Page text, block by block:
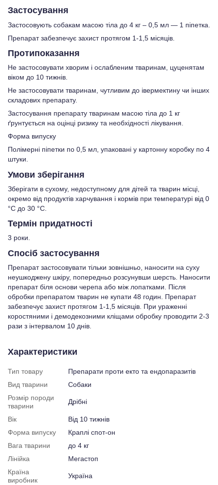
Застосування
Застосовують собакам масою тіла до 4 кг – 0,5 мл — 1 піпетка.
Препарат забезпечує захист протягом 1-1,5 місяців.
Протипоказання
Не застосовувати хворим і ослабленим тваринам, цуценятам
віком до 10 тижнів.
Не застосовувати тваринам, чутливим до івермектину чи інших
складових препарату.
Застосування препарату тваринам масою тіла до 1 кг
ґрунтується на оцінці ризику та необхідності лікування.
Форма випуску
Полімерні піпетки по 0,5 мл, упаковані у картонну коробку по 4
штуки.
Умови зберігання
Зберігати в сухому, недоступному для дітей та тварин місці,
окремо від продуктів харчування і кормів при температурі від 0
°С до 30 °С.
Термін придатності
3 роки.
Спосіб застосування
Препарат застосовувати тільки зовнішньо, наносити на суху
неушкоджену шкіру, попередньо розсунувши шерсть. Наносити
препарат біля основи черепа або між лопатками. Після
обробки препаратом тварин не купати 48 годин. Препарат
забезпечує захист протягом 1-1,5 місяців. При ураженні
коростяними і демодекозними кліщами обробку проводити 2-3
рази з інтервалом 10 днів.
Характеристики
Тип товару
Препарати проти екто та ендопаразитів
Вид тварини
Собаки
Розмір породи
тварини
Дрібні
Вік
Від 10 тижнів
Форма випуску
Краплі спот-он
Вага тварини
до 4 кг
Лінійка
Мегастоп
Країна
виробник
Україна